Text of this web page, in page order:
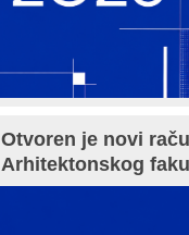
Otvoren je novi
Arhitektonskog